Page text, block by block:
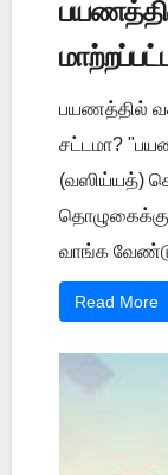
பயணத்தில்
சட்டமா?
(வஸிய்யத்)
வாங்க
Read More